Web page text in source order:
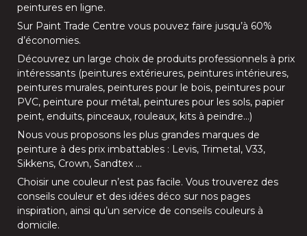
peintures en ligne.
Sur Paint Trade Centre vous pouvez faire jusqu’à 60%
d’économies.
Découvrez un large choix de produits professionnels à prix
intéressants (peintures extérieures, peintures intérieures,
peintures murales, peintures pour le bois, peintures pour
PVC, peinture pour métal, peintures pour les sols, papier
peint, enduits, pinceaux, rouleaux, kits à peindre…)
Nous vous proposons les plus grandes marques de
peinture à des prix imbattables : Levis, Trimetal, V33,
Sikkens, Crown, Sandtex …
Choisir une couleur n’est pas facile. Vous trouverez des
conseils couleur et des idées déco sur nos pages
inspiration, ainsi qu’un service de conseils couleurs à
domicile.